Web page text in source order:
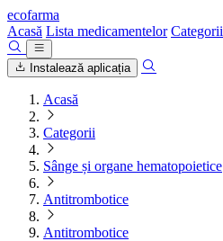
ecofarma
Acasă Lista medicamentelor Categorii
Instalează aplicația
Acasă
Categorii
Sânge și organe hematopoietice
Antitrombotice
Antitrombotice